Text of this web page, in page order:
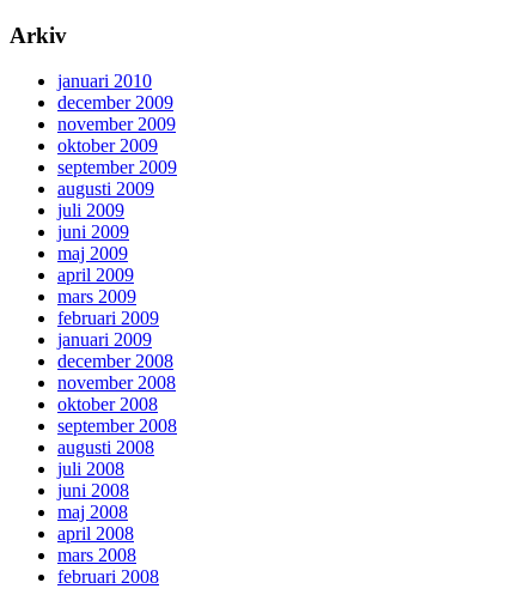
Arkiv
januari 2010
december 2009
november 2009
oktober 2009
september 2009
augusti 2009
juli 2009
juni 2009
maj 2009
april 2009
mars 2009
februari 2009
januari 2009
december 2008
november 2008
oktober 2008
september 2008
augusti 2008
juli 2008
juni 2008
maj 2008
april 2008
mars 2008
februari 2008